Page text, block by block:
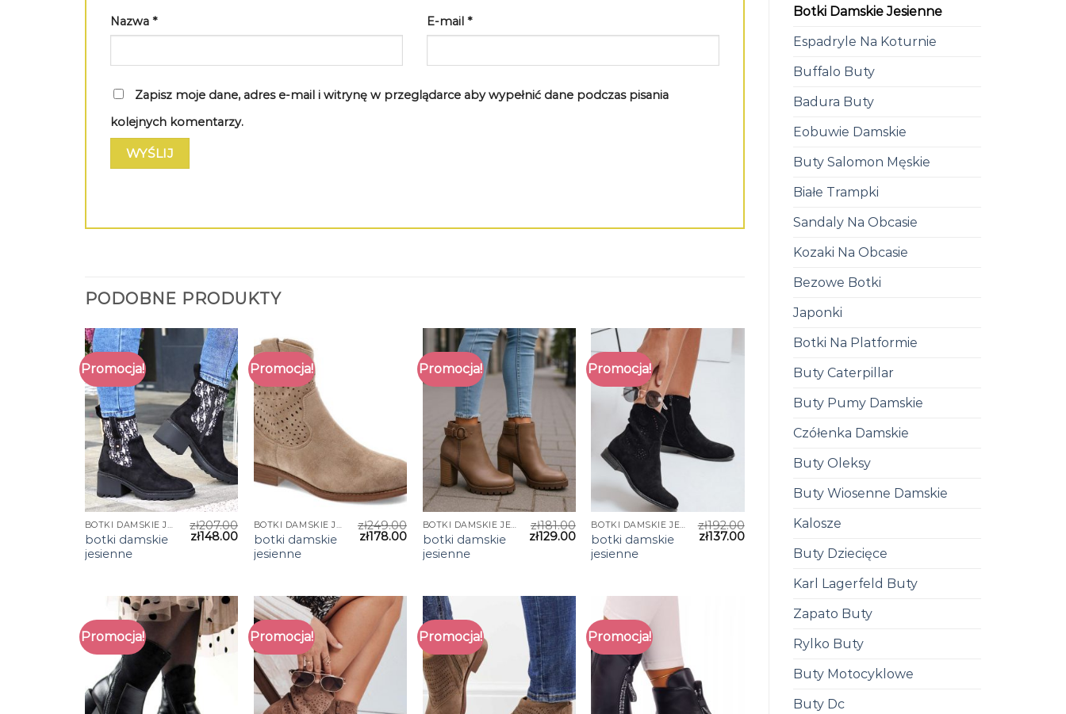
Botki Damskie Jesienne
Espadryle Na Koturnie
Buffalo Buty
Badura Buty
Eobuwie Damskie
Buty Salomon Męskie
Białe Trampki
Sandaly Na Obcasie
Kozaki Na Obcasie
Bezowe Botki
Japonki
Botki Na Platformie
Buty Caterpillar
Buty Pumy Damskie
Czółenka Damskie
Buty Oleksy
Buty Wiosenne Damskie
Kalosze
Buty Dziecięce
Karl Lagerfeld Buty
Zapato Buty
Rylko Buty
Buty Motocyklowe
Buty Dc
Nazwa * E-mail *
Zapisz moje dane, adres e-mail i witrynę w przeglądarce aby wypełnić dane podczas pisania
kolejnych komentarzy.
PODOBNE PRODUKTY
Promocja!
BOTKI DAMSKIE JESIENNE
botki damskie
jesienne
zł207.00
zł148.00
Promocja!
BOTKI DAMSKIE JESIENNE
botki damskie
jesienne
zł249.00
zł178.00
Promocja!
BOTKI DAMSKIE JESIENNE
botki damskie
jesienne
zł181.00
zł129.00
Promocja!
BOTKI DAMSKIE JESIENNE
botki damskie
jesienne
zł192.00
zł137.00
Promocja! Promocja! Promocja! Promocja!